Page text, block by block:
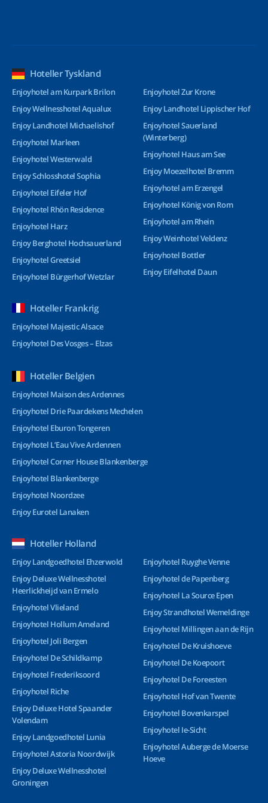
Hoteller Tyskland
Enjoyhotel am Kurpark Brilon
Enjoy Wellnesshotel Aqualux
Enjoy Landhotel Michaelishof
Enjoyhotel Marleen
Enjoyhotel Westerwald
Enjoy Schlosshotel Sophia
Enjoyhotel Eifeler Hof
Enjoyhotel Rhön Residence
Enjoyhotel Harz
Enjoy Berghotel Hochsauerland
Enjoyhotel Greetsiel
Enjoyhotel Bürgerhof Wetzlar
Enjoyhotel Zur Krone
Enjoy Landhotel Lippischer Hof
Enjoyhotel Sauerland
(Winterberg)
Enjoyhotel Haus am See
Enjoy Moezelhotel Bremm
Enjoyhotel am Erzengel
Enjoyhotel König von Rom
Enjoyhotel am Rhein
Enjoy Weinhotel Veldenz
Enjoyhotel Bottler
Enjoy Eifelhotel Daun
Hoteller Frankrig
Enjoyhotel Majestic Alsace
Enjoyhotel Des Vosges – Elzas
Hoteller Belgien
Enjoyhotel Maison des Ardennes
Enjoyhotel Drie Paardekens Mechelen
Enjoyhotel Eburon Tongeren
Enjoyhotel L’Eau Vive Ardennen
Enjoyhotel Corner House Blankenberge
Enjoyhotel Blankenberge
Enjoyhotel Noordzee
Enjoy Eurotel Lanaken
Hoteller Holland
Enjoy Landgoedhotel Ehzerwold
Enjoy Deluxe Wellnesshotel
Heerlickheijd van Ermelo
Enjoyhotel Vlieland
Enjoyhotel Hollum Ameland
Enjoyhotel Joli Bergen
Enjoyhotel De Schildkamp
Enjoyhotel Frederiksoord
Enjoyhotel Riche
Enjoy Deluxe Hotel Spaander
Volendam
Enjoy Landgoedhotel Lunia
Enjoyhotel Astoria Noordwijk
Enjoy Deluxe Wellnesshotel
Groningen
Enjoyhotel Ruyghe Venne
Enjoyhotel de Papenberg
Enjoyhotel La Source Epen
Enjoy Strandhotel Wemeldinge
Enjoyhotel Millingen aan de Rijn
Enjoyhotel De Kruishoeve
Enjoyhotel De Koepoort
Enjoyhotel De Foreesten
Enjoyhotel Hof van Twente
Enjoyhotel Bovenkarspel
Enjoyhotel Ie-Sicht
Enjoyhotel Auberge de Moerse
Hoeve